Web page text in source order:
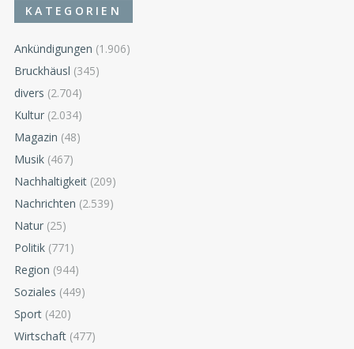
KATEGORIEN
Ankündigungen (1.906)
Bruckhäusl (345)
divers (2.704)
Kultur (2.034)
Magazin (48)
Musik (467)
Nachhaltigkeit (209)
Nachrichten (2.539)
Natur (25)
Politik (771)
Region (944)
Soziales (449)
Sport (420)
Wirtschaft (477)